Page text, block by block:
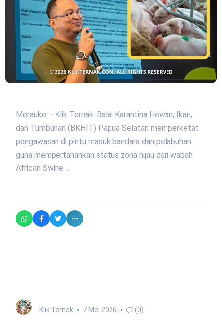
Merauke – Klik Ternak. Balai Karantina Hewan, Ikan,
dan Tumbuhan (BKHIT) Papua Selatan memperketat
pengawasan di pintu masuk bandara dan pelabuhan
guna mempertahankan status zona hijau dari wabah
African Swine…
Klik Ternak 7 Mei 2026 (0)